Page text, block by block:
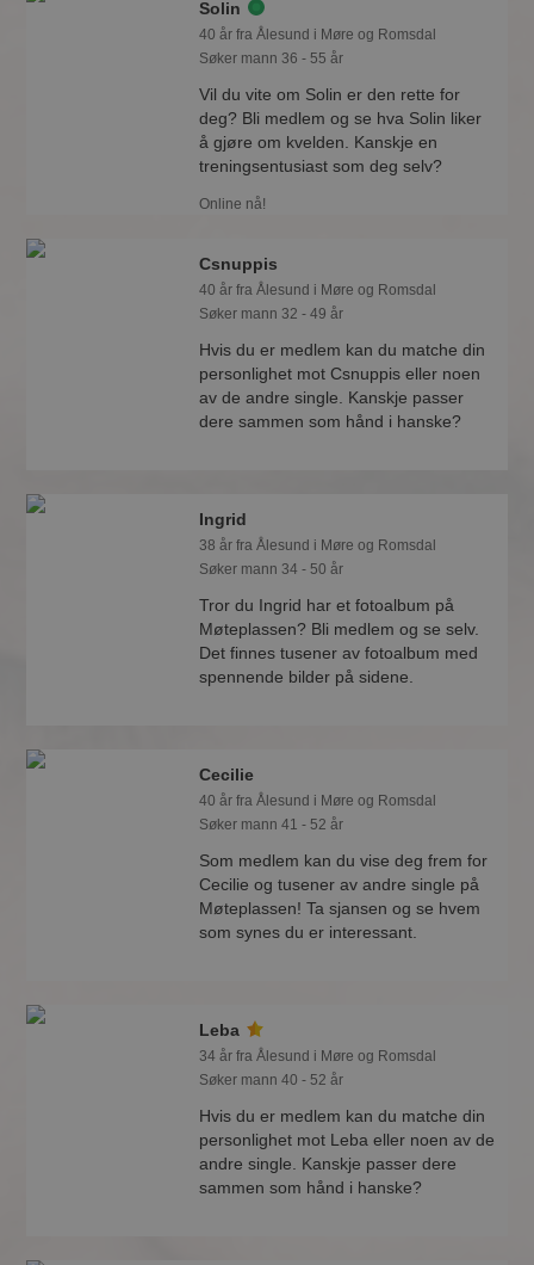
Solin
40 år fra Ålesund i Møre og Romsdal
Søker mann 36 - 55 år
Vil du vite om Solin er den rette for
deg? Bli medlem og se hva Solin liker
å gjøre om kvelden. Kanskje en
treningsentusiast som deg selv?
Online nå!
Csnuppis
40 år fra Ålesund i Møre og Romsdal
Søker mann 32 - 49 år
Hvis du er medlem kan du matche din
personlighet mot Csnuppis eller noen
av de andre single. Kanskje passer
dere sammen som hånd i hanske?
Ingrid
38 år fra Ålesund i Møre og Romsdal
Søker mann 34 - 50 år
Tror du Ingrid har et fotoalbum på
Møteplassen? Bli medlem og se selv.
Det finnes tusener av fotoalbum med
spennende bilder på sidene.
Cecilie
40 år fra Ålesund i Møre og Romsdal
Søker mann 41 - 52 år
Som medlem kan du vise deg frem for
Cecilie og tusener av andre single på
Møteplassen! Ta sjansen og se hvem
som synes du er interessant.
Leba
34 år fra Ålesund i Møre og Romsdal
Søker mann 40 - 52 år
Hvis du er medlem kan du matche din
personlighet mot Leba eller noen av de
andre single. Kanskje passer dere
sammen som hånd i hanske?